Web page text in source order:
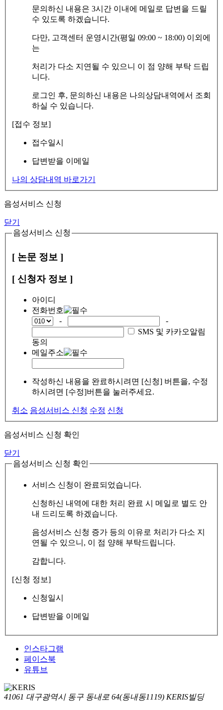
문의하신 내용은 3시간 이내에 메일로 답변을 드릴
수 있도록 하겠습니다.
다만, 고객센터 운영시간(평일 09:00 ~ 18:00) 이외에
는
처리가 다소 지연될 수 있으니 이 점 양해 부탁 드립
니다.
로그인 후, 문의하신 내용은 나의상담내역에서 조회
하실 수 있습니다.
[접수 정보]
접수일시
답변받을 이메일
나의 상담내역 바로가기
음성서비스 신청
닫기
음성서비스 신청
[ 논문 정보 ]
[ 신청자 정보 ]
아이디
전화번호
-
-
SMS 및 카카오알림
동의
메일주소
작성하신 내용을 완료하시려면 [신청] 버튼을, 수정
하시려면 [수정]버튼을 눌러주세요.
취소 음성서비스 신청 수정 신청
음성서비스 신청 확인
닫기
음성서비스 신청 확인
서비스 신청이 완료되었습니다.
신청하신 내역에 대한 처리 완료 시 메일로 별도 안
내 드리도록 하겠습니다.
음성서비스 신청 증가 등의 이유로 처리가 다소 지
연될 수 있으니, 이 점 양해 부탁드립니다.
감합니다.
[신청 정보]
신청일시
답변받을 이메일
인스타그램
페이스북
유튜브
41061 대구광역시 동구 동내로 64(동내동1119) KERIS빌딩